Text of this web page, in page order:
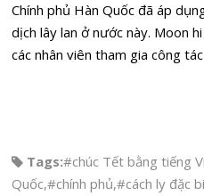
Chính phủ Hàn Quốc đã áp
dịch lây lan ở nước này. Moon
các nhân viên tham gia công
Tags:#chúc Tết bằng tiếng
Quốc,#chính phủ,#cách ly đặc